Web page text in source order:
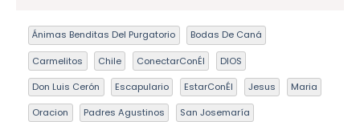
Ánimas Benditas Del Purgatorio Bodas De Caná
Carmelitos Chile ConectarConÉl DIOS
Don Luis Cerón Escapulario EstarConÉl Jesus Maria
Oracion Padres Agustinos San Josemaría